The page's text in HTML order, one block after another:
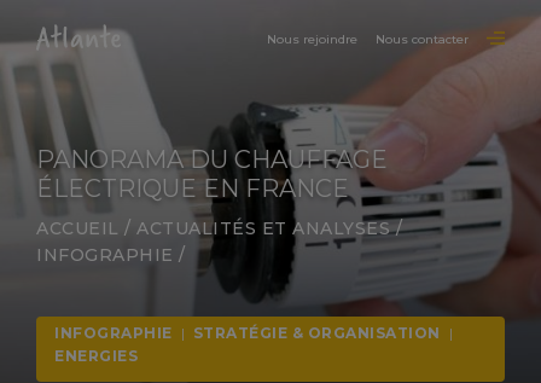
Nous rejoindre Nous contacter
PANORAMA DU CHAUFFAGE
ÉLECTRIQUE EN FRANCE
ACCUEIL / ACTUALITÉS ET ANALYSES/
INFOGRAPHIE /
INFOGRAPHIE | STRATÉGIE & ORGANISATION
|
ENERGIES